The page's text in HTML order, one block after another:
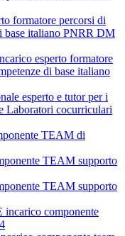
formatore percorsi di
base italiano PNRR DM
esperto formatore
di base italiano
esperto e tutor per i
Laboratori cocurriculari
TEAM di
TEAM supporto
TEAM supporto
componente